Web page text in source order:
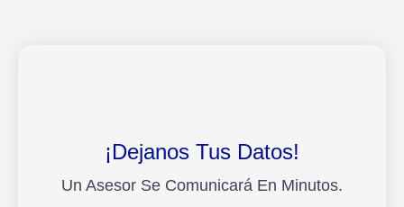
¡Dejanos Tus Datos!
Un Asesor Se Comunicará En Minutos.